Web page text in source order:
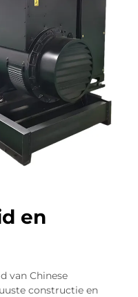
en
van Chinese
constructie en